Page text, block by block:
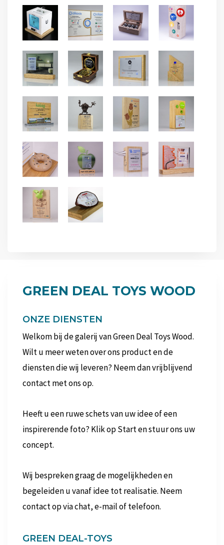
GREEN DEAL TOYS WOOD
ONZE DIENSTEN
Welkom bij de galerij van Green Deal Toys Wood.
Wilt u meer weten over ons product en de
diensten die wij leveren? Neem dan vrijblijvend
contact met ons op.
Heeft u een ruwe schets van uw idee of een
inspirerende foto? Klik op Start en stuur ons uw
concept.
Wij bespreken graag de mogelijkheden en
begeleiden u vanaf idee tot realisatie. Neem
contact op via chat, e-mail of telefoon.
GREEN DEAL-TOYS